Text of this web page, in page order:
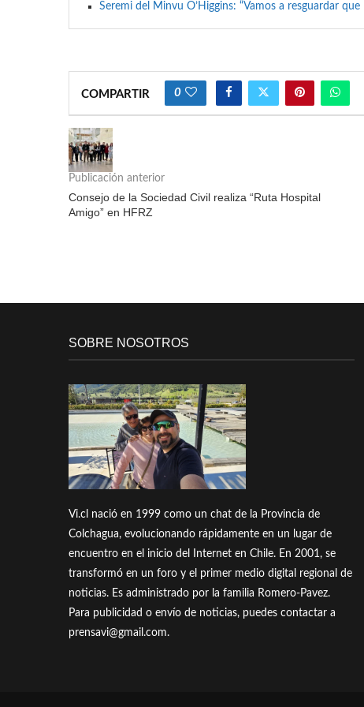
Seremi del Minvu O’Higgins: “Vamos a resguardar
COMPARTIR 0
Publicación anterior
Consejo de la Sociedad Civil realiza “Ruta Hospital
Amigo” en HFRZ
SOBRE NOSOTROS
Vi.cl nació en 1999 como un chat de la Provincia de
Colchagua, evolucionando rápidamente en un lugar de
encuentro en el inicio del Internet en Chile. En 2001, se
transformó en un foro y el primer medio digital regional de
noticias. Es administrado por la familia Romero-Pavez.
Para publicidad o envío de noticias, puedes contactar a
prensavi@gmail.com.